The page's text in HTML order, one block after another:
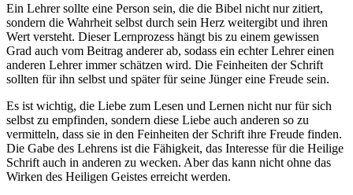
Ein Lehrer sollte eine Person sein, die die Bibel nicht nur zitiert,
sondern die Wahrheit selbst durch sein Herz weitergibt und ihren
Wert versteht. Dieser Lernprozess hängt bis zu einem gewissen
Grad auch vom Beitrag anderer ab, sodass ein echter Lehrer einen
anderen Lehrer immer schätzen wird. Die Feinheiten der Schrift
sollten für ihn selbst und später für seine Jünger eine Freude sein.
Es ist wichtig, die Liebe zum Lesen und Lernen nicht nur für sich
selbst zu empfinden, sondern diese Liebe auch anderen so zu
vermitteln, dass sie in den Feinheiten der Schrift ihre Freude finden.
Die Gabe des Lehrens ist die Fähigkeit, das Interesse für die Heilige
Schrift auch in anderen zu wecken. Aber das kann nicht ohne das
Wirken des Heiligen Geistes erreicht werden.